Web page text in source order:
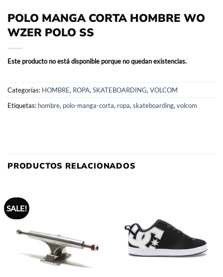
POLO MANGA CORTA HOMBRE WO
WZER POLO SS
Este producto no está disponible porque no quedan existencias.
Categorías: HOMBRE, ROPA, SKATEBOARDING, VOLCOM
Etiquetas: hombre, polo-manga-corta, ropa, skateboarding, volcom
PRODUCTOS RELACIONADOS
SALE!